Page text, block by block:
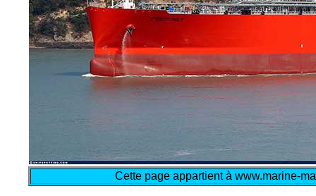
Cette page appartient à www.marine-